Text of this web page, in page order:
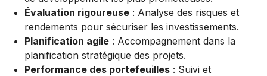
Évaluation rigoureuse: Analyse des risques et
rendements pour sécuriser les investissements.
Planification agile: Accompagnement dans la
planification stratégique des projets.
Performance des portefeuilles: Suivi et